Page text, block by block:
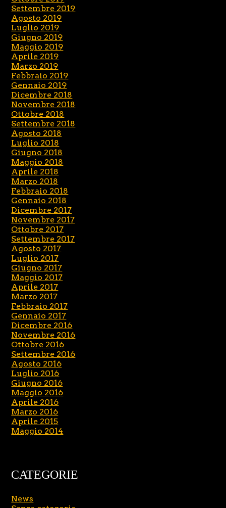
Settembre 2019
Agosto 2019
Luglio 2019
Giugno 2019
Maggio 2019
Aprile 2019
Marzo 2019
Febbraio 2019
Gennaio 2019
Dicembre 2018
Novembre 2018
Ottobre 2018
Settembre 2018
Agosto 2018
Luglio 2018
Giugno 2018
Maggio 2018
Aprile 2018
Marzo 2018
Febbraio 2018
Gennaio 2018
Dicembre 2017
Novembre 2017
Ottobre 2017
Settembre 2017
Agosto 2017
Luglio 2017
Giugno 2017
Maggio 2017
Aprile 2017
Marzo 2017
Febbraio 2017
Gennaio 2017
Dicembre 2016
Novembre 2016
Ottobre 2016
Settembre 2016
Agosto 2016
Luglio 2016
Giugno 2016
Maggio 2016
Aprile 2016
Marzo 2016
Aprile 2015
Maggio 2014
CATEGORIE
News